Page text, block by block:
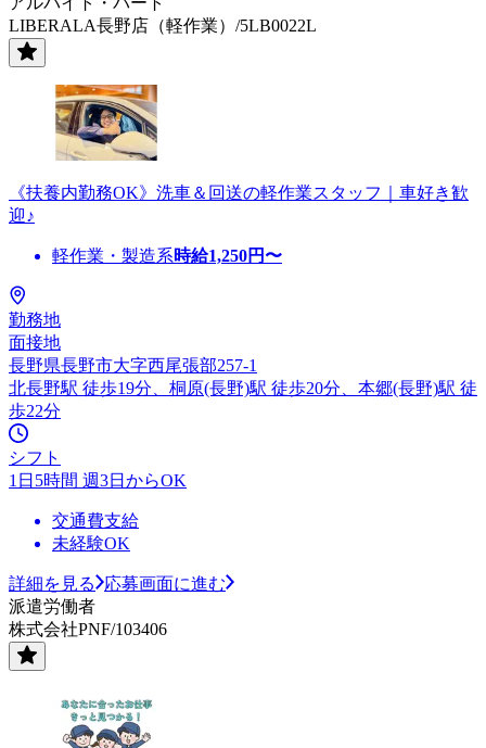
LIBERALA長野店（軽作業）/5LB0022L
《扶養内勤務OK》洗車＆回送の軽作業スタッフ｜車好き歓
迎♪
軽作業・製造系時給1,250円〜
勤務地
面接地
長野県長野市大字西尾張部257-1
北長野駅 徒歩19分、桐原(長野)駅 徒歩20分、本郷(長野)駅 徒
歩22分
シフト
1日5時間 週3日からOK
交通費支給
未経験OK
詳細を見る
応募画面に進む
派遣労働者
株式会社PNF/103406